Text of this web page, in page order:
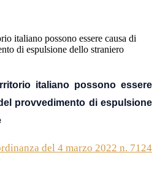
italiano possono essere
provvedimento di espulsione
del 4 marzo 2022 n. 7124